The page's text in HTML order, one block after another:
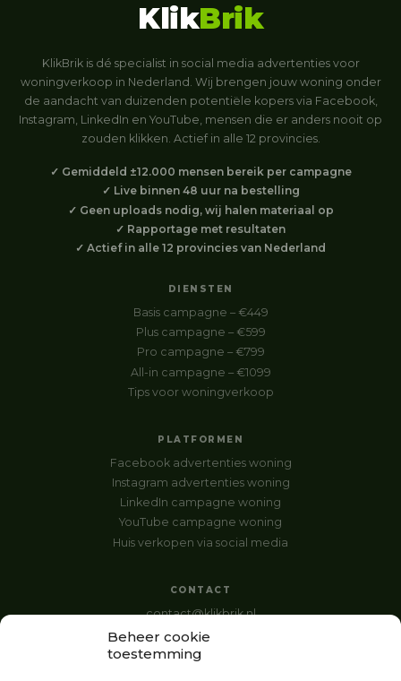
Beheer cookie
toestemming
KlikBrik
KlikBrik is dé specialist in social media advertenties voor
woningverkoop in Nederland. Wij brengen jouw woning onder
de aandacht van duizenden potentiële kopers via Facebook,
Instagram, LinkedIn en YouTube, mensen die er anders nooit op
zouden klikken. Actief in alle 12 provincies.
✓ Gemiddeld ±12.000 mensen bereik per campagne
✓ Live binnen 48 uur na bestelling
✓ Geen uploads nodig, wij halen materiaal op
✓ Rapportage met resultaten
✓ Actief in alle 12 provincies van Nederland
DIENSTEN
Basis campagne – €449
Plus campagne – €599
Pro campagne – €799
All-in campagne – €1099
Tips voor woningverkoop
PLATFORMEN
Facebook advertenties woning
Instagram advertenties woning
LinkedIn campagne woning
YouTube campagne woning
Huis verkopen via social media
CONTACT
contact@klikbrik.nl
06 517 999 86
Voltaweg 11G